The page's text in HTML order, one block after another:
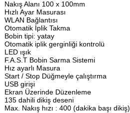
Nakış Alanı 100 x 100mm
Hızlı Ayar Masurası
WLAN Bağlantısı
Otomatik İplik Takma
Bobin tipi: yatay
Otomatik iplik gerginliği kontrolü
LED ışık
F.A.S.T Bobin Sarma Sistemi
Hız ayarlı Masura
Start / Stop Düğmeyle çalıştırma
USB girişi
Ekran Üzerinde Düzenleme
135 dahili dikiş deseni
Max. Nakış hızı : 400 (dakika başı dikiş)